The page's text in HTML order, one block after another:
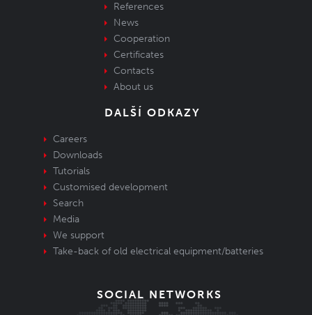
References
News
Cooperation
Certificates
Contacts
About us
DALŠÍ ODKAZY
Careers
Downloads
Tutorials
Customised development
Search
Media
We support
Take-back of old electrical equipment/batteries
SOCIAL NETWORKS